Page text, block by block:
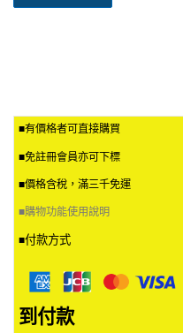
■有價格者可直接購買
■免註冊會員亦可下標
■價格含稅，滿三千免運
■購物功能使用說明
■付款方式
到付款